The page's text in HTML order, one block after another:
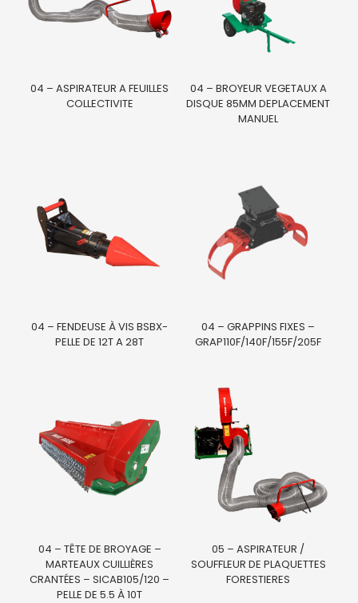
04 – ASPIRATEUR A FEUILLES
COLLECTIVITE
04 – BROYEUR VEGETAUX A
DISQUE 85MM DEPLACEMENT
MANUEL
04 – FENDEUSE À VIS BSBX-
PELLE DE 12T A 28T
04 – GRAPPINS FIXES –
GRAP110F/140F/155F/205F
04 – TÊTE DE BROYAGE –
MARTEAUX CUILLIÈRES
CRANTÉES – SICAB105/120 –
PELLE DE 5.5 À 10T
05 – ASPIRATEUR /
SOUFFLEUR DE PLAQUETTES
FORESTIERES